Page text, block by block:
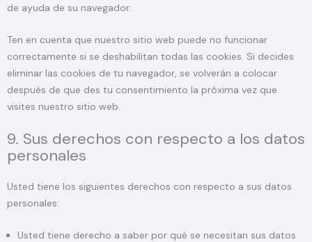
de ayuda de su navegador.
Ten en cuenta que nuestro sitio web puede no funcionar
correctamente si se deshabilitan todas las cookies. Si decides
eliminar las cookies de tu navegador, se volverán a colocar
después de que des tu consentimiento la próxima vez que
visites nuestro sitio web.
9. Sus derechos con respecto a los datos
personales
Usted tiene los siguientes derechos con respecto a sus datos
personales:
Usted tiene derecho a saber por qué se necesitan sus datos